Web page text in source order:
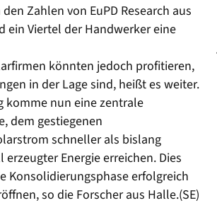
Zahlen von EuPD Research aus
Viertel der Handwerker eine
könnten jedoch profitieren,
in der Lage sind, heißt es weiter.
komme nun eine zentrale
dem gestiegenen
schneller als bislang
Energie erreichen. Dies
Konsolidierungsphase erfolgreich
so die Forscher aus Halle.(SE)